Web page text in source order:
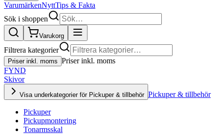
VarumärkenNyttTips & Fakta
Sök i shoppen
Varukorg
Filtrera kategorier
Priser inkl. moms Priser inkl. moms
FYND
Skivor
Visa underkategorier för Pickuper & tillbehör Pickuper & tillbehör
Pickuper
Pickupmontering
Tonarmsskal